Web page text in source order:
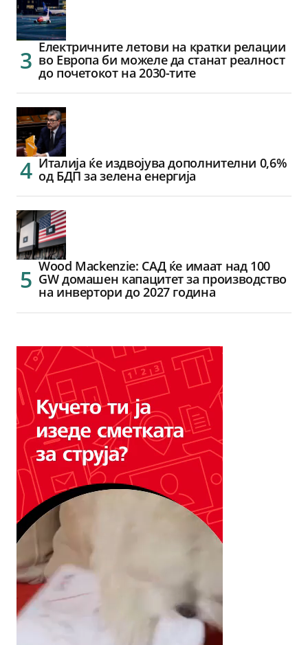
Електричните летови на кратки релации
во Европа би можеле да станат реалност
до почетокот на 2030-тите
Италија ќе издвојува дополнителни 0,6%
од БДП за зелена енергија
Wood Mackenzie: САД ќе имаат над 100
GW домашен капацитет за производство
на инвертори до 2027 година